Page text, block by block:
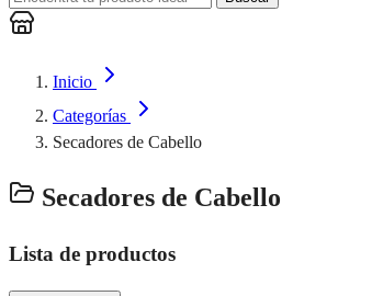
Inicio
Categorías
Secadores de Cabello
Secadores de Cabello
Lista de productos